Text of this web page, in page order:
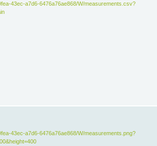
43ec-a7d6-6476a76ae868/W/measurements.csv?
43ec-a7d6-6476a76ae868/W/measurements.png?